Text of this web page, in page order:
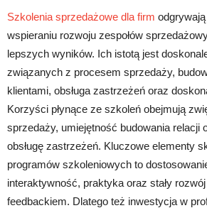
Szkolenia sprzedażowe dla firm
wspieraniu rozwoju zespołów
lepszych wyników. Ich istotą jest
związanych z procesem sprzedaży,
klientami, obsługa zastrzeżeń oraz
Korzyści płynące ze szkoleń obejmują
sprzedaży, umiejętność budowania relacji
obsługę zastrzeżeń. Kluczowe elementy
programów szkoleniowych to
interaktywność, praktyka oraz stały
feedbackiem. Dlatego też inwestycja w